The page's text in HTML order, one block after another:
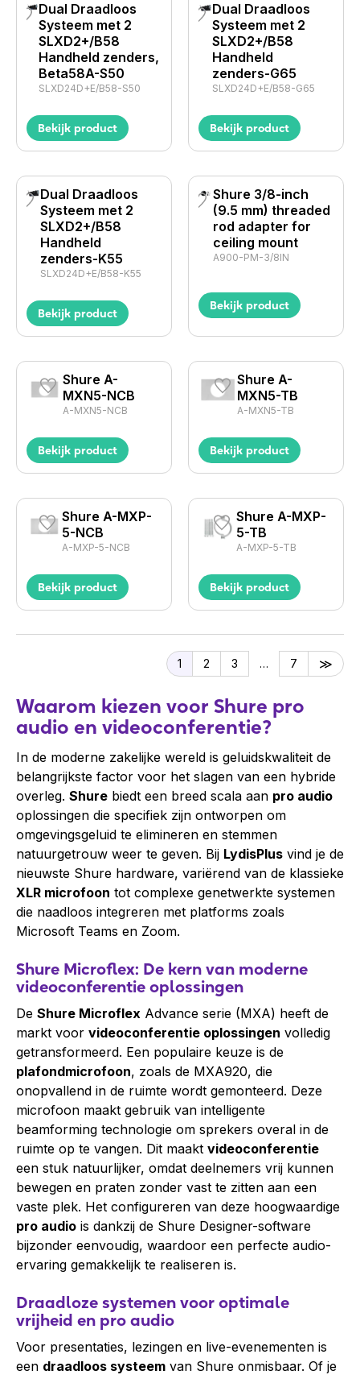
Dual Draadloos
Systeem met 2
SLXD2+/B58
Handheld zenders,
Beta58A-S50
SLXD24D+E/B58-S50
Bekijk product
Dual Draadloos
Systeem met 2
SLXD2+/B58
Handheld
zenders-G65
SLXD24D+E/B58-G65
Bekijk product
Dual Draadloos
Systeem met 2
SLXD2+/B58
Handheld
zenders-K55
SLXD24D+E/B58-K55
Bekijk product
Shure 3/8-inch
(9.5 mm) threaded
rod adapter for
ceiling mount
A900-PM-3/8IN
Bekijk product
Shure A-
MXN5-NCB
A-MXN5-NCB
Bekijk product
Shure A-
MXN5-TB
A-MXN5-TB
Bekijk product
Shure A-MXP-
5-NCB
A-MXP-5-NCB
Bekijk product
Shure A-MXP-
5-TB
A-MXP-5-TB
Bekijk product
1 2 3 … 7
Waarom kiezen voor Shure pro
audio en videoconferentie?
In de moderne zakelijke wereld is geluidskwaliteit de
belangrijkste factor voor het slagen van een hybride
overleg. Shure biedt een breed scala aan pro audio
oplossingen die specifiek zijn ontworpen om
omgevingsgeluid te elimineren en stemmen
natuurgetrouw weer te geven. Bij LydisPlus vind je de
nieuwste Shure hardware, variërend van de klassieke
XLR microfoon tot complexe genetwerkte systemen
die naadloos integreren met platforms zoals
Microsoft Teams en Zoom.
Shure Microflex: De kern van moderne
videoconferentie oplossingen
De Shure Microflex Advance serie (MXA) heeft de
markt voor videoconferentie oplossingen volledig
getransformeerd. Een populaire keuze is de
plafondmicrofoon, zoals de MXA920, die
onopvallend in de ruimte wordt gemonteerd. Deze
microfoon maakt gebruik van intelligente
beamforming technologie om sprekers overal in de
ruimte op te vangen. Dit maakt videoconferentie
een stuk natuurlijker, omdat deelnemers vrij kunnen
bewegen en praten zonder vast te zitten aan een
vaste plek. Het configureren van deze hoogwaardige
pro audio is dankzij de Shure Designer-software
bijzonder eenvoudig, waardoor een perfecte audio-
ervaring gemakkelijk te realiseren is.
Draadloze systemen voor optimale
vrijheid en pro audio
Voor presentaties, lezingen en live-evenementen is
een draadloos systeem van Shure onmisbaar. Of je